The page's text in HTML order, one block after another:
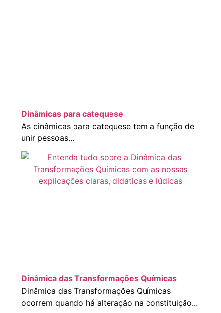
Dinâmicas para catequese
As dinâmicas para catequese tem a função de
unir pessoas...
Dinâmica das Transformações Químicas
Dinâmica das Transformações Químicas
ocorrem quando há alteração na constituição...